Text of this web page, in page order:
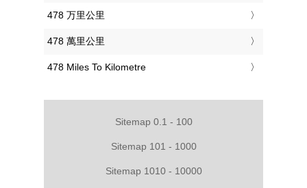
‎478 万里公里
‎478 萬里公里
‎478 Miles To Kilometre
Sitemap 0.1 - 100
Sitemap 101 - 1000
Sitemap 1010 - 10000